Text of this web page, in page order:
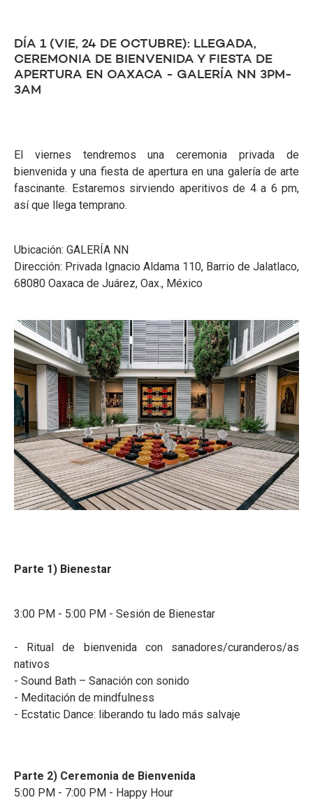
DÍA 1 (VIE, 24 DE OCTUBRE): LLEGADA,
CEREMONIA DE BIENVENIDA Y FIESTA DE
APERTURA EN OAXACA - GALERÍA NN 3PM-
3AM
El viernes tendremos una ceremonia privada de
bienvenida y una fiesta de apertura en una galería de arte
fascinante. Estaremos sirviendo aperitivos de 4 a 6 pm,
así que llega temprano.
Ubicación: GALERÍA NN
Dirección: Privada Ignacio Aldama 110, Barrio de Jalatlaco,
68080 Oaxaca de Juárez, Oax., México
Parte 1) Bienestar
3:00 PM - 5:00 PM - Sesión de Bienestar
- Ritual de bienvenida con sanadores/curanderos/as
nativos
- Sound Bath – Sanación con sonido
- Meditación de mindfulness
- Ecstatic Dance: liberando tu lado más salvaje
Parte 2) Ceremonia de Bienvenida
5:00 PM - 7:00 PM - Happy Hour